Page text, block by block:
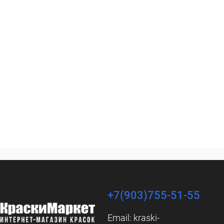
+7(903)755-51-55
Email: kraski-